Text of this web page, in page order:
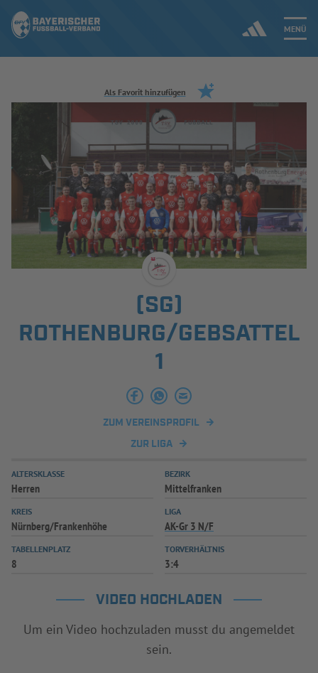
MENÜ
Jetzt einloggen
ERGEBNISSE & WETTBEWERBE
NEUIGKEITEN
SPIELBETRIEB & VERBANDSLEBEN
AUSBILDUNG & FÖRDERUNG
INFOTHEK SPIELPLUS
Als Favorit hinzufügen
(SG)
ROTHENBURG/GEBSATTEL
1
ZUM VEREINSPROFIL
ZUR LIGA
ALTERSKLASSE
Herren
BEZIRK
Mittelfranken
KREIS
Nürnberg/Frankenhöhe
LIGA
AK-Gr 3 N/F
TABELLENPLATZ
8
TORVERHÄLTNIS
3:4
VIDEO HOCHLADEN
Um ein Video hochzuladen musst du angemeldet
sein.